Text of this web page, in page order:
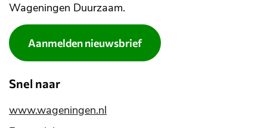
Wageningen Duurzaam.
Aanmelden nieuwsbrief
Snel naar
www.wageningen.nl